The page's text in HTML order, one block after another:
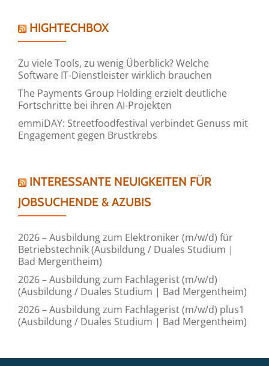
HIGHTECHBOX
Zu viele Tools, zu wenig Überblick? Welche
Software IT-Dienstleister wirklich brauchen
The Payments Group Holding erzielt deutliche
Fortschritte bei ihren AI-Projekten
emmiDAY: Streetfoodfestival verbindet Genuss mit
Engagement gegen Brustkrebs
INTERESSANTE NEUIGKEITEN FÜR
JOBSUCHENDE & AZUBIS
2026 – Ausbildung zum Elektroniker (m/w/d) für
Betriebstechnik (Ausbildung / Duales Studium |
Bad Mergentheim)
2026 – Ausbildung zum Fachlagerist (m/w/d)
(Ausbildung / Duales Studium | Bad Mergentheim)
2026 – Ausbildung zum Fachlagerist (m/w/d) plus1
(Ausbildung / Duales Studium | Bad Mergentheim)